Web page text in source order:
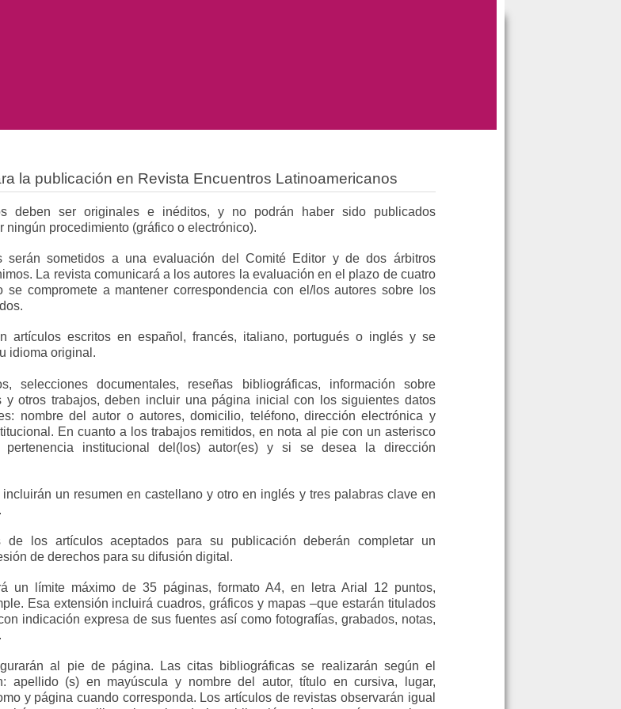
la publicación en Revista Encuentros Latinoamericanos
deben ser originales e inéditos, y no podrán haber sido publicados
ningún procedimiento (gráfico o electrónico).
sometidos a una evaluación del Comité Editor y de dos árbitros
La revista comunicará a los autores la evaluación en el plazo de cuatro
se compromete a mantener correspondencia con el/los autores sobre los
artículos escritos en español, francés, italiano, portugués o inglés y se
idioma original.
selecciones documentales, reseñas bibliográficas, información sobre
y otros trabajos, deben incluir una página inicial con los siguientes datos
nombre del autor o autores, domicilio, teléfono, dirección electrónica y
En cuanto a los trabajos remitidos, en nota al pie con un asterisco
institucional del(los) autor(es) y si se desea la dirección
un resumen en castellano y otro en inglés y tres palabras clave en
los artículos aceptados para su publicación deberán completar un
de derechos para su difusión digital.
un límite máximo de 35 páginas, formato A4, en letra Arial 12 puntos,
Esa extensión incluirá cuadros, gráficos y mapas –que estarán titulados
indicación expresa de sus fuentes así como fotografías, grabados, notas,
al pie de página. Las citas bibliográficas se realizarán según el
apellido (s) en mayúscula y nombre del autor, título en cursiva, lugar,
y página cuando corresponda. Los artículos de revistas observarán igual